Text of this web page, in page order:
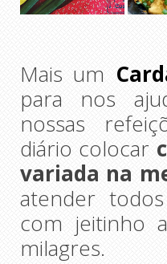
Mais um
para nos
nossas
diário colocar
variada na
atender
com jeitinho
milagres.